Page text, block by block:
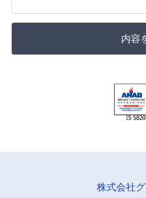
内容
株式会社